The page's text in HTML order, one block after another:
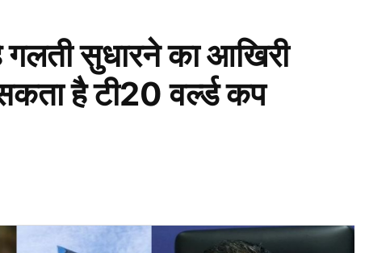
सुधारने का आखिरी
है टी20 वर्ल्ड कप